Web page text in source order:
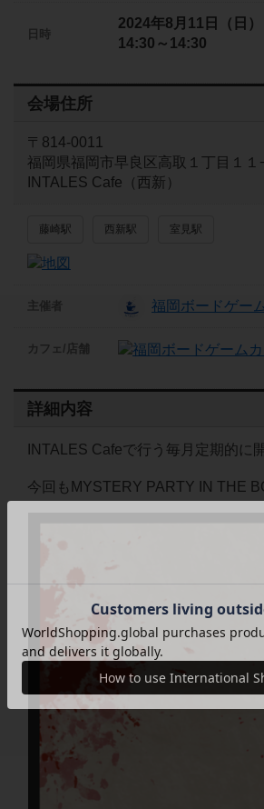
日時
2024年8月11日（日）
14:30～14:30
会場住所
〒814-0011
福岡県福岡市早良区高取１丁目１
INTALES Cafe（西新）
藤崎駅 西新駅 室見駅
主催者 福岡ボードゲー
カフェ/店舗
詳細内容
INTALES Cafeで行う毎月定期的
今回もMYSTERY PARTY IN THE